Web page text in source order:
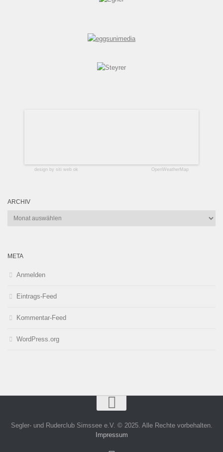
design by siti web ok OpenWeatherMap
ARCHIV
Archiv
META
Anmelden
Eintrags-Feed
Kommentar-Feed
WordPress.org
Segler- und Ruderclub Simssee e.V. © 2025. Alle Rechte vorbehalten.
Impressum